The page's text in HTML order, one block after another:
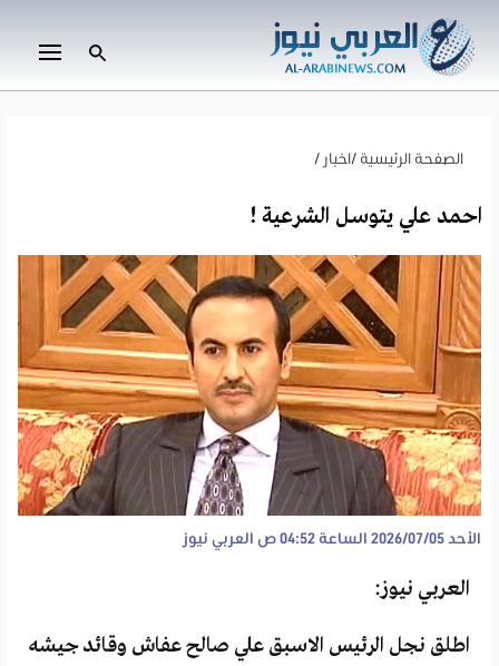
الصفحة الرئيسية /اخبار /
احمد علي يتوسل الشرعية !
الأحد 2026/07/05 الساعة 04:52 ص العربي نيوز
العربي نيوز:
اطلق نجل الرئيس الاسبق علي صالح عفاش وقائد جيشه